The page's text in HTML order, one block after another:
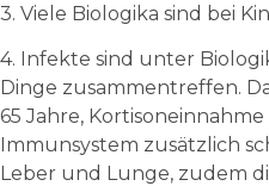
3. Viele Biologika sind bei
4. Infekte sind unter
Dinge zusammentreffen.
65 Jahre,
Immunsystem zusätzlich
Leber und Lunge, zudem